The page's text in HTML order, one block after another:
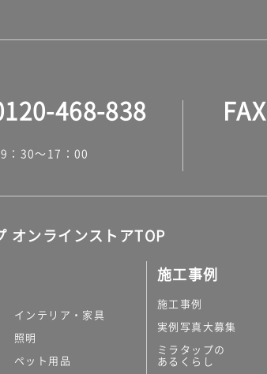
外壁タイル
洗面台タイル
屋内床タイル
テラコッタ調タイル
キッチン
コンパクトキッチン
468-838
30～17：00
FAX
オンラインストアTOP
インテリア・家具
照明
ペット用品
施工事例
施工事例
実例写真大募集
ミラタップの
あるくらし